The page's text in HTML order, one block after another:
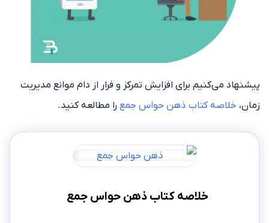
پیشنهاد می‌کنیم برای افزایش تمرکز و فرار از دام موانع مدیریت
زمان، خلاصه کتاب ذهن حواس جمع را مطالعه کنید.
خلاصه کتاب ذهن حواس جمع